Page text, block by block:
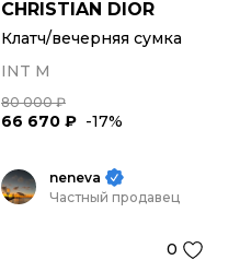
CHRISTIAN DIOR
Клатч/вечерняя сумка
INT M
80 000 ₽
66 670 ₽ -17%
neneva
Частный продавец
0